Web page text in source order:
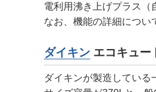
電利用沸き上げプラス（
なお、機能の詳細につい
ダイキン エコキュー
ダイキンが製造している